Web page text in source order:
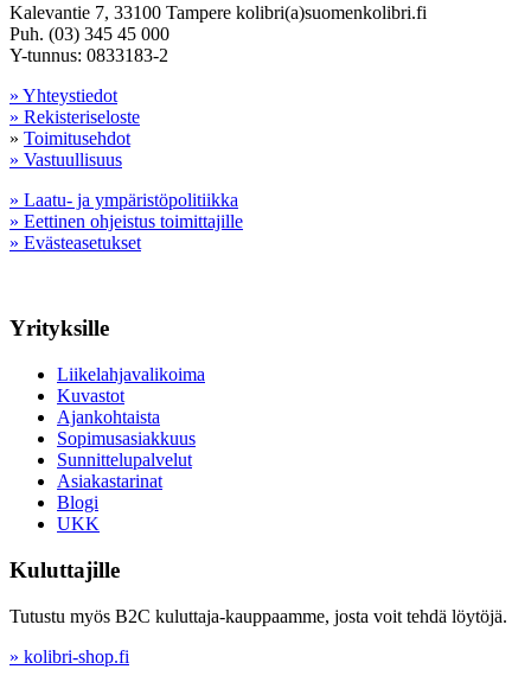
Kalevantie 7, 33100 Tampere kolibri(a)suomenkolibri.fi
Puh. (03) 345 45 000
Y-tunnus: 0833183-2
» Yhteystiedot
» Rekisteriseloste
» Toimitusehdot
» Vastuullisuus
» Laatu- ja ympäristöpolitiikka
» Eettinen ohjeistus toimittajille
» Evästeasetukset
Yrityksille
Liikelahjavalikoima
Kuvastot
Ajankohtaista
Sopimusasiakkuus
Sunnittelupalvelut
Asiakastarinat
Blogi
UKK
Kuluttajille
Tutustu myös B2C kuluttaja-kauppaamme, josta voit tehdä löytöjä.
» kolibri-shop.fi